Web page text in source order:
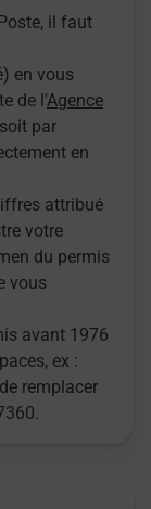
il faut
en vous
de l'Agence
par
en
attribué
votre
du permis
vous
avant 1976
ex :
remplacer